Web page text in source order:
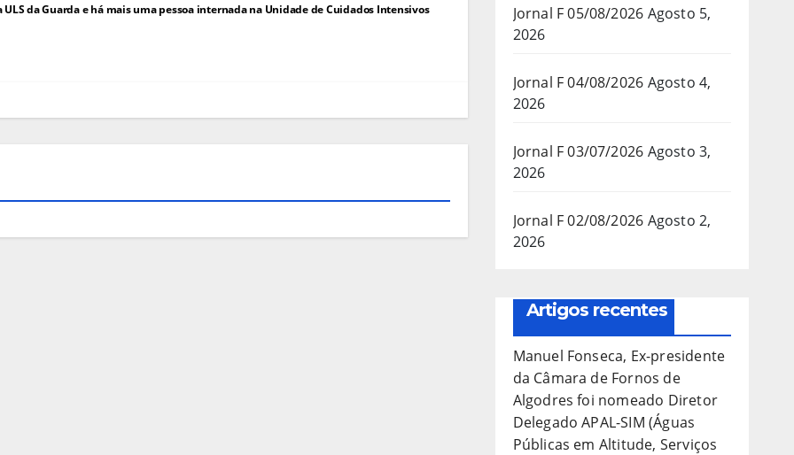
ULS da Guarda e há mais uma pessoa internada na Unidade de Cuidados Intensivos
Jornal F 05/08/2026 Agosto 5,
2026
Jornal F 04/08/2026 Agosto 4,
2026
Jornal F 03/07/2026 Agosto 3,
2026
Jornal F 02/08/2026 Agosto 2,
2026
Artigos recentes
Manuel Fonseca, Ex-presidente
da Câmara de Fornos de
Algodres foi nomeado Diretor
Delegado APAL-SIM (Águas
Públicas em Altitude, Serviços